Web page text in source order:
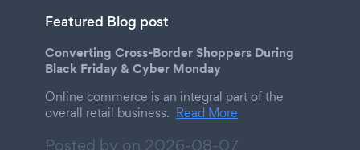
Featured Blog post
Converting Cross-Border Shoppers During
Black Friday & Cyber Monday
Online commerce is an integral part of the
overall retail business. Read More
Posted by on 2026-08-07